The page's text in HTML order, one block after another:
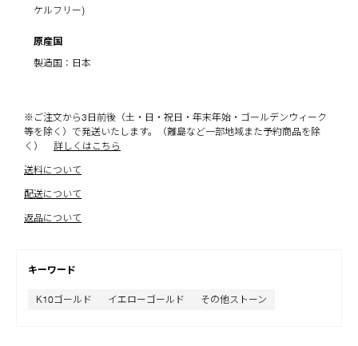
ケルフリー)
原産国
製造国：日本
※ご注文から3日前後（土・日・祝日・年末年始・ゴールデンウィーク
等を除く）で発送いたします。（離島など一部地域また予約商品を除
く）
詳しくはこちら
送料について
配送について
返品について
キーワード
K10ゴールド イエローゴールド その他ストーン